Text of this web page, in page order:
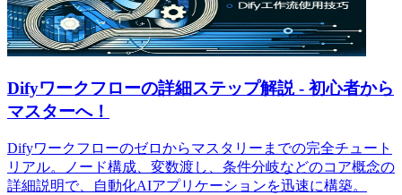
Difyワークフローの詳細ステップ解説 - 初心者から
マスターへ！
Difyワークフローのゼロからマスタリーまでの完全チュート
リアル。ノード構成、変数渡し、条件分岐などのコア概念の
詳細説明で、自動化AIアプリケーションを迅速に構築。